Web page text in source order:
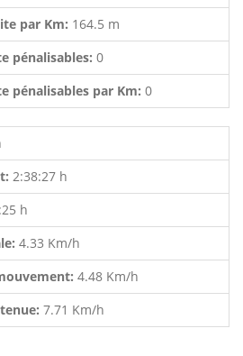
par Km: 164.5 m
pénalisables: 0
pénalisables par Km: 0
2:38:27 h
h
4.33 Km/h
4.48 Km/h
7.71 Km/h